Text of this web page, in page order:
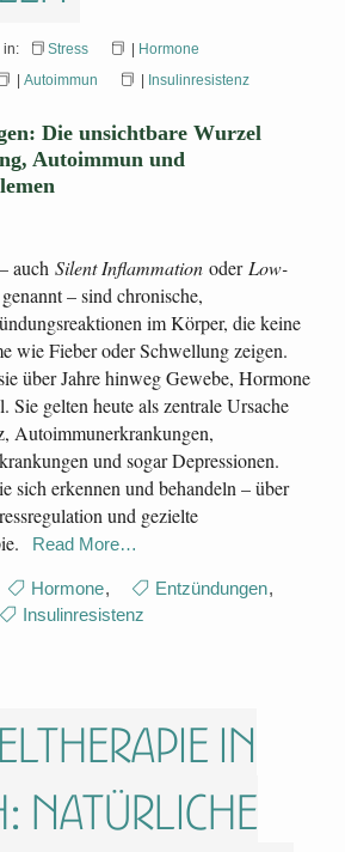
in: Stress | Hormone
| Autoimmun | Insulinresistenz
Die unsichtbare Wurzel
Autoimmun und
auch Silent Inflammation oder Low-
genannt – sind chronische,
im Körper, die keine
wie Fieber oder Schwellung zeigen.
über Jahre hinweg Gewebe, Hormone
Sie gelten heute als zentrale Ursache
Autoimmunerkrankungen,
und sogar Depressionen.
sich erkennen und behandeln – über
und gezielte
Read More…
Hormone, Entzündungen,
Insulinresistenz
in
Natürliche